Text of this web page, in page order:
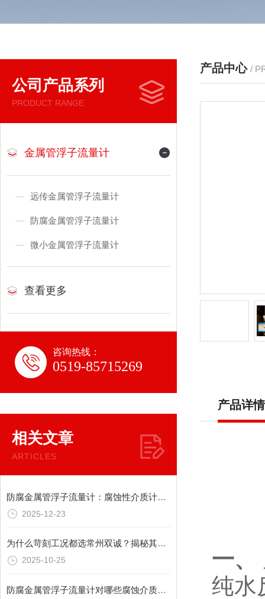
公司产品系列
PRODUCT RANGE
金属管浮子流量计
远传金属管浮子流量计
防腐金属管浮子流量计
微小金属管浮子流量计
查看更多
咨询热线：
0519-85715269
相关文章
ARTICLES
防腐金属管浮子流量计：腐蚀性介质计量核心
2025-12-23
为什么苛刻工况都选常州双诚？揭秘其远传型金属管浮子流量计的材料科学
2025-10-25
防腐金属管浮子流量计对哪些腐蚀介质有较好的抵抗力？
产品中心 /
产品详情
一、
纯水